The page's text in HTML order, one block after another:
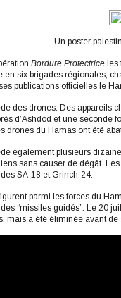
Un poster
Bordure Protectrice
en six brigades régionales,
publications officielles le
des drones. Des appareils
d’Ashdod et une seconde
drones du Hamas ont été
également plusieurs
sans causer de dégât.
SA-18 et Grinch-24.
parmi les forces du
“missiles guidés”. Le 20
mais a été éliminée avant de